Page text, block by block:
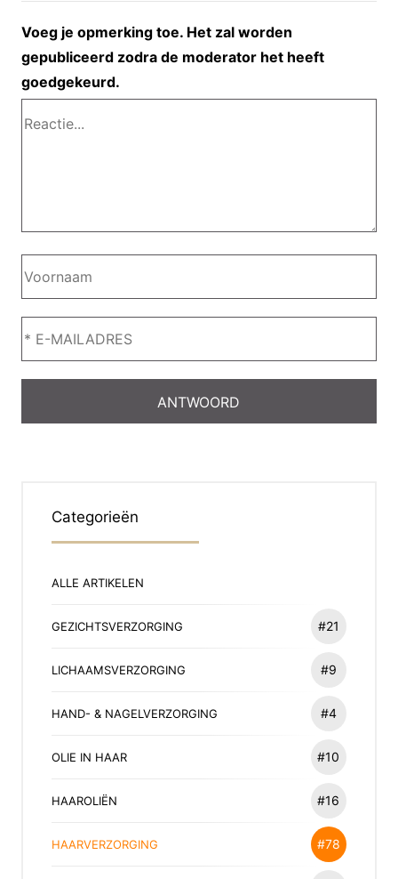
Voeg je opmerking toe. Het zal worden
gepubliceerd zodra de moderator het heeft
goedgekeurd.
Categorieën
ALLE ARTIKELEN
GEZICHTSVERZORGING #21
LICHAAMSVERZORGING #9
HAND- & NAGELVERZORGING #4
OLIE IN HAAR #10
HAAROLIËN #16
HAARVERZORGING #78